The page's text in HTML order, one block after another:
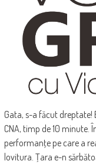
Gata, s-a făcut dreptate!
CNA, timp de 10 minute.
performanţe pe care a
lovitura. Ţara e-n